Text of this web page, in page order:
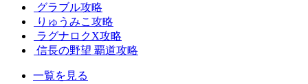
グラブル攻略
りゅうみこ攻略
ラグナロクX攻略
信長の野望 覇道攻略
一覧を見る